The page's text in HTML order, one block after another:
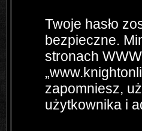
Twoje hasło
bezpieczne.
stronach
zapomniesz,
użytkownika i